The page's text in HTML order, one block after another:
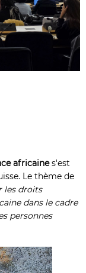
africaines'est
Le thème de
les droits
dans le cadre
personnes